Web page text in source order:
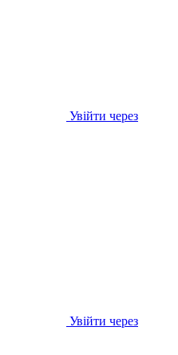
Увійти через
Увійти через